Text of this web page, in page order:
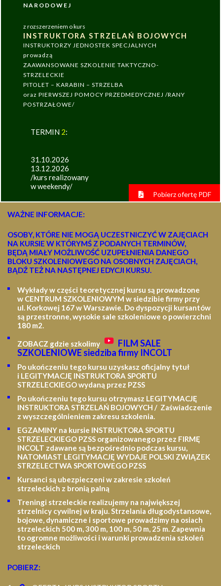
NARODOWEJ
z rozszerzeniem o kurs
INSTRUKTORA STRZELAŃ BOJOWYCH
INSTRUKTORZY JEDNOSTEK SPECJALNYCH
prowadzą
ZAAWANSOWANE SZKOLENIE TAKTYCZNO-
STRZELECKIE
PITOLET – KARABIN – STRZELBA
oraz PIERWSZEJ POMOCY PRZEDMEDYCZNEJ /RANY
POSTRZAŁOWE/
TERMIN 2:
31.10.2026
13.12.2026
/kurs realizowany
w weekendy/
Pobierz ofertę PDF
WAŻNE INFORMACJE:
OSOBY, KTÓRE NIE MOGĄ UCZESTNICZYĆ W ZAJĘCIACH
NA KURSIE W KTÓRYMŚ Z PODANYCH TERMINÓW,
BĘDĄ MIAŁY MOŻLIWOŚĆ UZUPEŁNIENIA DANEGO
BLOKU SZKOLENIOWEGO NA OSOBNYCH ZAJĘCIACH,
BĄDŹ TEŻ NA NASTĘPNEJ EDYCJI KURSU.
Wykłady w części teoretycznej kursu są prowadzone
w CENTRUM SZKOLENIOWYM w siedzibie firmy przy
ul. Korkowej 167 w Warszawie. Do dyspozycji kursantów
są przestronne, wysokie sale szkoleniowe o powierzchni
180 m2.
ZOBACZ gdzie szkolimy
FILM SALE
SZKOLENIOWE siedziba firmy INCOLT
Po ukończeniu tego kursu uzyskasz oficjalny tytuł
i LEGITYMACJĘ INSTRUKTORA SPORTU
STRZELECKIEGO wydaną przez PZSS
Po ukończeniu tego kursu otrzymasz LEGITYMACJĘ
INSTRUKTORA STRZELAŃ BOJOWYCH / Zaświadczenie
z wyszczególnieniem zakresu szkolenia.
EGZAMINY na kursie INSTRUKTORA SPORTU
STRZELECKIEGO PZSS organizowanego przez FIRMĘ
INCOLT zdawane są bezpośrednio podczas kursu,
NATOMIAST LEGITYMACJĘ WYDAJE POLSKI ZWIĄZEK
STRZELECTWA SPORTOWEGO PZSS
Kursanci są ubezpieczeni w zakresie szkoleń
strzeleckich z bronią palną
Treningi strzeleckie realizujemy na największej
strzelnicy cywilnej w kraju. Strzelania długodystansowe,
bojowe, dynamiczne i sportowe prowadzimy na osiach
strzeleckich 500 m, 300 m, 100 m, 50 m, 25 m. Zapewnia
to ogromne możliwości i warunki prowadzenia szkoleń
strzeleckich
POBIERZ: